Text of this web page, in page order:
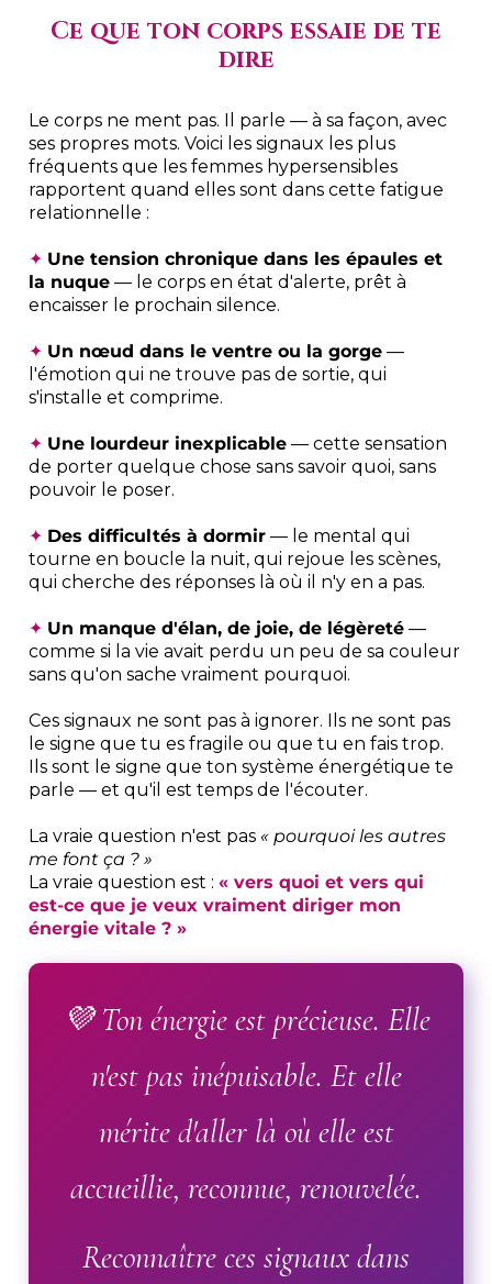
Ce que ton corps essaie de te
dire
Le corps ne ment pas. Il parle — à sa façon, avec
ses propres mots. Voici les signaux les plus
fréquents que les femmes hypersensibles
rapportent quand elles sont dans cette fatigue
relationnelle :
✦ Une tension chronique dans les épaules et
la nuque — le corps en état d'alerte, prêt à
encaisser le prochain silence.
✦ Un nœud dans le ventre ou la gorge —
l'émotion qui ne trouve pas de sortie, qui
s'installe et comprime.
✦ Une lourdeur inexplicable — cette sensation
de porter quelque chose sans savoir quoi, sans
pouvoir le poser.
✦ Des difficultés à dormir — le mental qui
tourne en boucle la nuit, qui rejoue les scènes,
qui cherche des réponses là où il n'y en a pas.
✦ Un manque d'élan, de joie, de légèreté —
comme si la vie avait perdu un peu de sa couleur
sans qu'on sache vraiment pourquoi.
Ces signaux ne sont pas à ignorer. Ils ne sont pas
le signe que tu es fragile ou que tu en fais trop.
Ils sont le signe que ton système énergétique te
parle — et qu'il est temps de l'écouter.
La vraie question n'est pas « pourquoi les autres
me font ça ? »
La vraie question est : « vers quoi et vers qui
est-ce que je veux vraiment diriger mon
énergie vitale ? »
💜 Ton énergie est précieuse. Elle
n'est pas inépuisable. Et elle
mérite d'aller là où elle est
accueillie, reconnue, renouvelée.
Reconnaître ces signaux dans